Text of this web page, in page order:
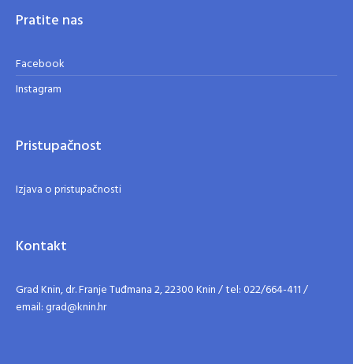
Pratite nas
Facebook
Instagram
Pristupačnost
Izjava o pristupačnosti
Kontakt
Grad Knin, dr. Franje Tuđmana 2, 22300 Knin / tel: 022/664-411 /
email: grad@knin.hr